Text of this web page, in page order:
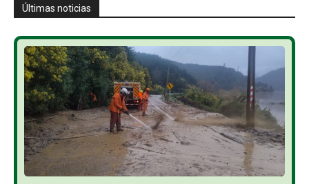
Últimas noticias